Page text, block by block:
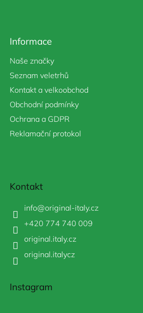
Informace
Naše značky
Seznam veletrhů
Kontakt a velkoobchod
Obchodní podmínky
Ochrana a GDPR
Reklamační protokol
Kontakt
info@original-italy.cz
+420 774 740 009
original.italy.cz
original.italycz
Instagram